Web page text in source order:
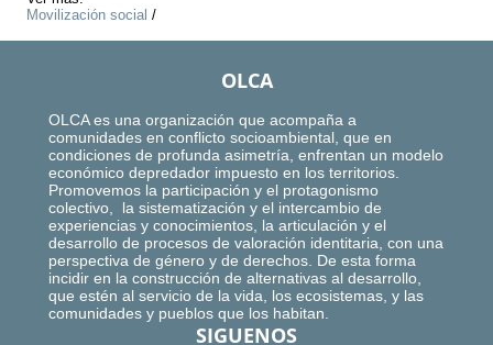
Movilización social /
OLCA
OLCA es una organización que acompaña a
comunidades en conflicto socioambiental, que en
condiciones de profunda asimetría, enfrentan un modelo
económico depredador impuesto en los territorios.
Promovemos la participación y el protagonismo
colectivo, la sistematización y el intercambio de
experiencias y conocimientos, la articulación y el
desarrollo de procesos de valoración identitaria, con una
perspectiva de género y de derechos. De esta forma
incidir en la construcción de alternativas al desarrollo,
que estén al servicio de la vida, los ecosistemas, y las
comunidades y pueblos que los habitan.
SIGUENOS